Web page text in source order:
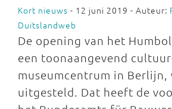
Kort nieuws - 12 juni 2019 - Auteur:
Duitslandweb
De opening van het
een toonaangevend
museumcentrum in
uitgesteld. Dat heeft de